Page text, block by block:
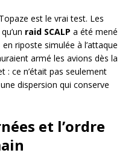
est le vrai test. Les
raid SCALP a été mené
riposte simulée à l’attaque
armé les avions dès la
: ce n’était pas seulement
dispersion qui conserve
et l’ordre